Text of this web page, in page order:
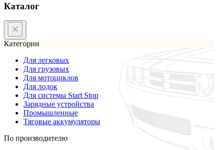
Каталог
Категории
Для легковых
Для грузовых
Для мотоциклов
Для лодок
Для системы Start Stop
Зарядные устройства
Промышленные
Тяговые аккумуляторы
По производителю